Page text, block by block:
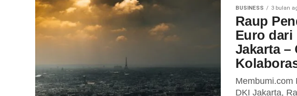
BUSINESS 3 bulan
Raup
Euro dari
Jakarta –
Membumi.com
DKI Jakarta,